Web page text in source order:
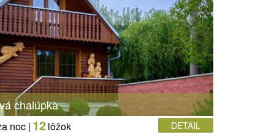
chalúpka
noc | 12lôžok DETAIL